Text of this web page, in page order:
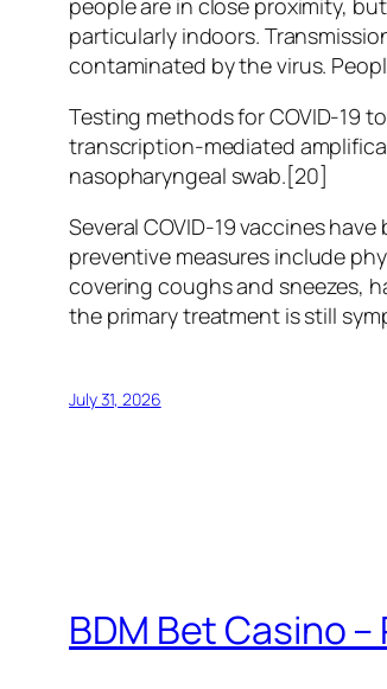
people are in close proximity,
particularly indoors.
contaminated by the virus.
Testing methods for COVID-19
transcription-mediated
nasopharyngeal swab.[20]
Several COVID-19 vaccines
preventive measures include
covering coughs and sneezes,
the primary treatment is still
July 31, 2026
BDM Bet Casino